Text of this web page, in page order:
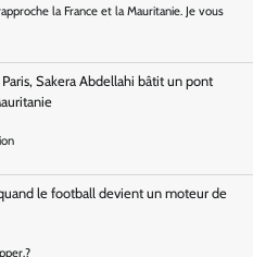
la France et la Mauritanie. Je vous
Sakera Abdellahi bâtit un pont
le football devient un moteur de